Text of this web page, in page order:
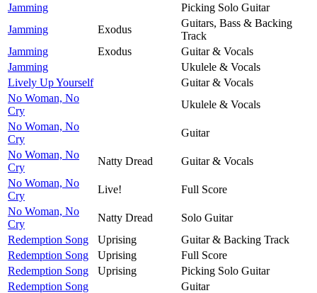
Jamming
Picking Solo Guitar
Jamming
Exodus
Guitars, Bass & Backing
Track
Jamming
Exodus
Guitar & Vocals
Jamming
Ukulele & Vocals
Lively Up Yourself
Guitar & Vocals
No Woman, No
Cry
Ukulele & Vocals
No Woman, No
Cry
Guitar
No Woman, No
Cry
Natty Dread
Guitar & Vocals
No Woman, No
Cry
Live!
Full Score
No Woman, No
Cry
Natty Dread
Solo Guitar
Redemption Song
Uprising
Guitar & Backing Track
Redemption Song
Uprising
Full Score
Redemption Song
Uprising
Picking Solo Guitar
Redemption Song
Guitar